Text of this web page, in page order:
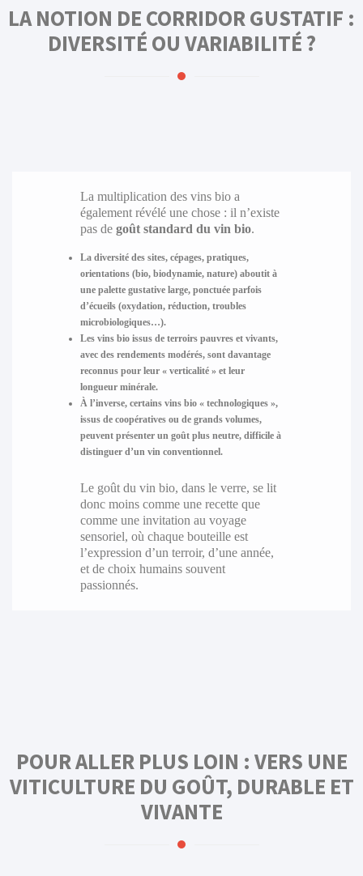
LA NOTION DE CORRIDOR GUSTATIF :
DIVERSITÉ OU VARIABILITÉ ?
La multiplication des vins bio a
également révélé une chose : il n’existe
pas de goût standard du vin bio.
La diversité des sites, cépages, pratiques,
orientations (bio, biodynamie, nature) aboutit à
une palette gustative large, ponctuée parfois
d’écueils (oxydation, réduction, troubles
microbiologiques…).
Les vins bio issus de terroirs pauvres et vivants,
avec des rendements modérés, sont davantage
reconnus pour leur « verticalité » et leur
longueur minérale.
À l’inverse, certains vins bio « technologiques »,
issus de coopératives ou de grands volumes,
peuvent présenter un goût plus neutre, difficile à
distinguer d’un vin conventionnel.
Le goût du vin bio, dans le verre, se lit
donc moins comme une recette que
comme une invitation au voyage
sensoriel, où chaque bouteille est
l’expression d’un terroir, d’une année,
et de choix humains souvent
passionnés.
POUR ALLER PLUS LOIN : VERS UNE
VITICULTURE DU GOÛT, DURABLE ET
VIVANTE